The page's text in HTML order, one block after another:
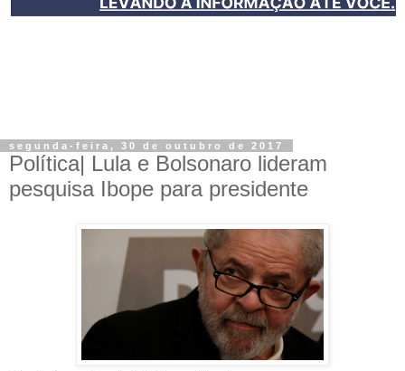
segunda-feira, 30 de outubro de 2017
Política| Lula e Bolsonaro lideram
pesquisa Ibope para presidente